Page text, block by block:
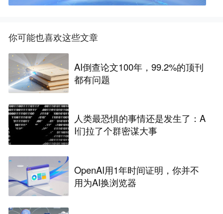
你可能也喜欢这些文章
AI倒查论文100年，99.2%的顶刊
都有问题
人类最恐惧的事情还是发生了：A
I们拉了个群密谋大事
OpenAI用1年时间证明，你并不
用为AI换浏览器